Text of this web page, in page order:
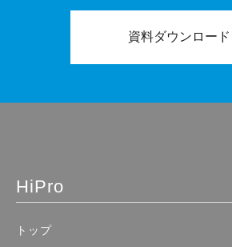
資料ダウンロード
HiPro
トップ